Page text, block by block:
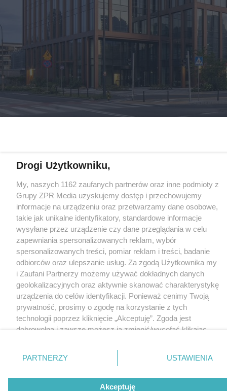
rozpowszechniany lub dalej rozpowszechniany w jakikolwiek sposób
(w tym także elektroniczny lub mechaniczny) na jakimkolwiek polu
eksploatacji w jakiejkolwiek formie, włącznie z umieszczaniem w
Internecie bez pisemnej zgody właściciela praw. Jakiekolwiek użycie
lub wykorzystanie utworów w całości lub w części z naruszeniem
prawa, tzn. bez właściwej zgody, jest zabronione pod groźbą kary i
może być ścigane prawnie.
Nasze serwisy
© 2026 Grupa ZPR Media
Drogi Użytkowniku,
My, naszych 1162 zaufanych partnerów oraz inne podmioty z
Grupy ZPR Media uzyskujemy dostęp i przechowujemy
informacje na urządzeniu oraz przetwarzamy dane osobowe,
takie jak unikalne identyfikatory, standardowe informacje
wysyłane przez urządzenie czy dane przeglądania w celu
zapewniania spersonalizowanych reklam, wybór
spersonalizowanych treści, pomiar reklam i treści, badanie
odbiorców oraz ulepszanie usług. Za zgodą Użytkownika my
i Zaufani Partnerzy możemy używać dokładnych danych
geolokalizacyjnych oraz aktywnie skanować charakterystykę
urządzenia do celów identyfikacji. Ponieważ cenimy Twoją
prywatność, prosimy o zgodę na korzystanie z tych
technologii poprzez kliknięcie „Akceptuję”. Zgoda jest
dobrowolna i zawsze możesz ją zmienić/wycofać klikając
dolnym rogu strony
. Niektóre rodzaje przetwarzania
danych nie wymagają zgody użytkownika, ale masz prawo
sprzeciwić się takiemu przetwarzaniu. Preferencje będą
miały zastosowanie tylko na tej witrynie.
PARTNERZY USTAWIENIA
Akceptuję